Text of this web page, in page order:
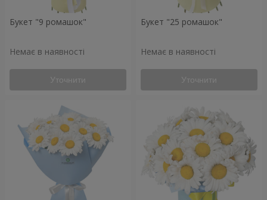
Букет "9 ромашок"
Немає в наявності
Уточнити
Букет "25 ромашок"
Немає в наявності
Уточнити